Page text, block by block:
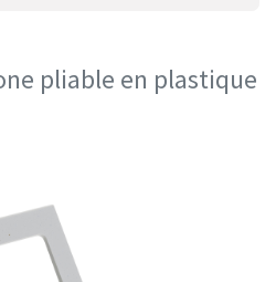
pliable en plastique